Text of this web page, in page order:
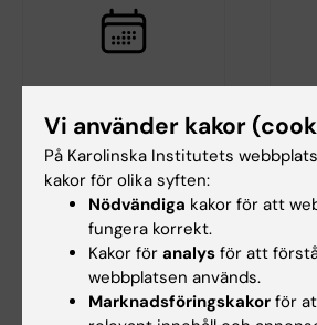
21 aug 2026
Disputation: Callum
Regan
Epidemiology to Health
Promotion: Associations
between physical activity…
21
Size
Vi använder kakor
På Karolinska Institutets
kakor för olika syften:
Nödvändiga kakor för att
fungera korrekt.
Kakor för analys för att
webbplatsen används.
Marknadsföringskakor för